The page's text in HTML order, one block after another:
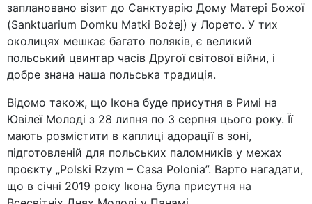
заплановано візит до Санктуарію Дому Матері Божої
(Sanktuarium Domku Matki Bożej) у Лорето. У тих
околицях мешкає багато поляків, є великий
польський цвинтар часів Другої світової війни, і
добре знана наша польська традиція.
Відомо також, що Ікона буде присутня в Римі на
Ювілеї Молоді з 28 липня по 3 серпня цього року. Її
мають розмістити в каплиці адорації в зоні,
підготовленій для польських паломників у межах
проєкту „Polski Rzym – Casa Polonia”. Варто нагадати,
що в січні 2019 року Ікона була присутня на